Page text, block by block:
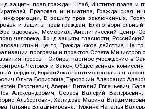
защиты прав граждан Штаб, Институт права и
Правовая инициатива, Гражданская
В защиту прав заключенных,
и защиты прав граждан,
здоровья, Мемориал, Аналитический Центр
человека, Фонд защиты гласности,
центр, Гражданское действие,
программ и проектов Совета Министров
прессы - Сибирь, Частное учреждение в
Человек и Закон, Общественная
вердикт, Евразийская антимонопольная
Борисовна, Туровский Александр
Георгиевич, Аверин Виталий Евгеньевич,
Александрович, Созаев Валерий
Альбертович, Халидова Марина
Татьяна Владимировна, Чуркина Наталья